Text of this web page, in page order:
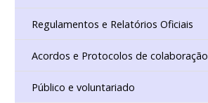
Regulamentos e Relatórios Oficiais
Acordos e Protocolos de colaboração
Público e voluntariado